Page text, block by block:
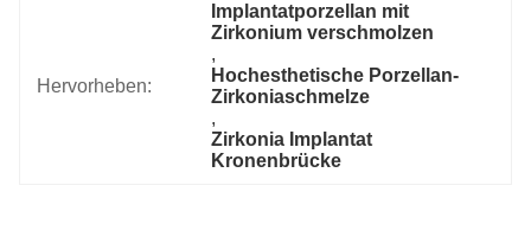
Hervorheben:
Implantatporzellan mit
Zirkonium verschmolzen
,
Hochesthetische Porzellan-
Zirkoniaschmelze
,
Zirkonia Implantat
Kronenbrücke